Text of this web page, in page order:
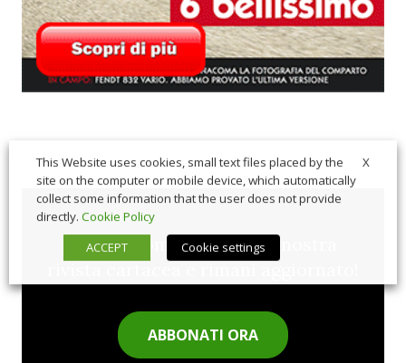
Sfoglia comodamente la nostra
rivista cartacea e rimani aggiornato!
ABBONATI ORA
X
This Website uses cookies, small text files placed by the
site on the computer or mobile device, which automatically
collect some information that the user does not provide
directly. Cookie Policy
ACCEPT
Cookie settings